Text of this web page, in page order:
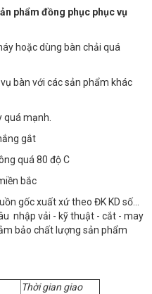
phẩm đồng phục phục vụ
hoặc dùng bàn chải quá
bàn với các sản phẩm khác
quá mạnh.
gắt
quá 80 độ C
bắc
gốc xuất xứ theo ĐK KD số…
nhập vải - kỹ thuật - cắt - may
bảo chất lượng sản phẩm
Thời gian giao